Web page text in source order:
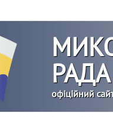
РАДА
офіційний